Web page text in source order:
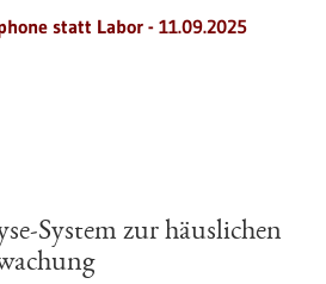
statt Labor - 11.09.2025
System zur häuslichen